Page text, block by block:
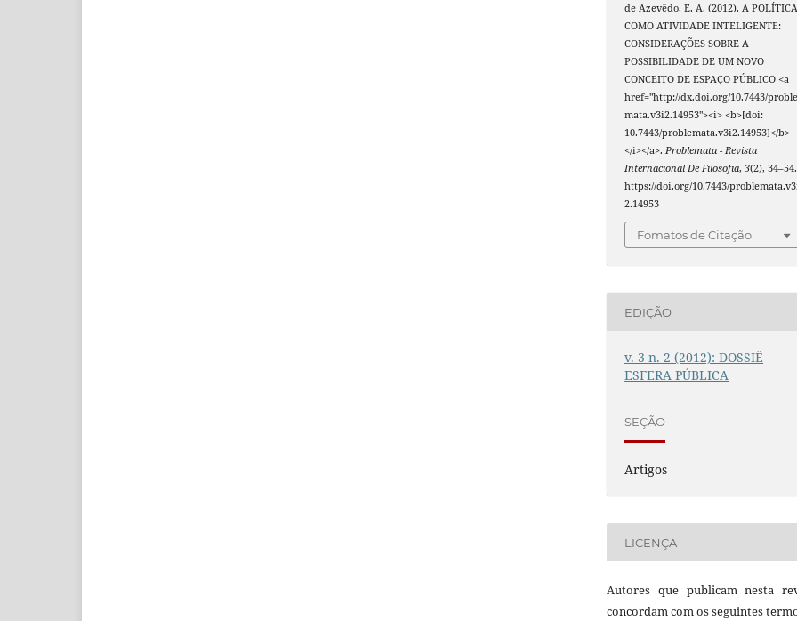
de Azevêdo, E. A. (2012). A
COMO ATIVIDADE INTELIGENTE:
CONSIDERAÇÕES SOBRE A
POSSIBILIDADE DE UM NOVO
CONCEITO DE ESPAÇO PÚBLICO <a
href="http://dx.doi.org/10.7443/
mata.v3i2.14953"><i> <b>[doi:
10.7443/problemata.v3i2.14953]</b>
</i></a>. Problemata - Revista
Internacional De Filosofia,3(2), 34–54.
https://doi.org/10.7443/
2.14953
Fomatos de Citação
EDIÇÃO
v. 3 n. 2 (2012): DOSSIÊ
ESFERA PÚBLICA
SEÇÃO
Artigos
LICENÇA
Autores que publicam nesta
concordam com os seguintes